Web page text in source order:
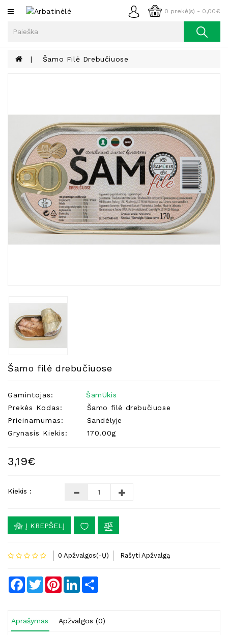
0 prekė(s) - 0,00€
Kategorijos
Kava
Grožiui
Riešutai
Becukriai
Saldėsiai
Saldėsiai
Gurmanams
Kosmetika
Higienos
Priemonės
Kūdikiams
Reikalai
Indai
Šamo Filė Drebučiuose
Šamo filė drebučiuose
Gamintojas:
ŠamŪkis
Prekės Kodas:
Šamo filė drebučiuose
Prieinamumas:
Sandėlyje
Grynasis Kiekis:
170.00g
3,19€
Kiekis :
Į KREPŠELĮ
0 Apžvalgos(-Ų) Rašyti Apžvalgą
Facebook
TwitterPinterestLinkedIn
Aprašymas Apžvalgos (0)